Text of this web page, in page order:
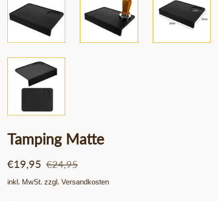
Tamping Matte
Normaler
€19,95 Sonderpreis
€24,95
inkl. MwSt. zzgl. Versandkosten